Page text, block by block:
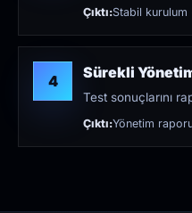
Çıktı:Stabil
4 Sürekli
Test sonuçlarını
Çıktı:Yönetim